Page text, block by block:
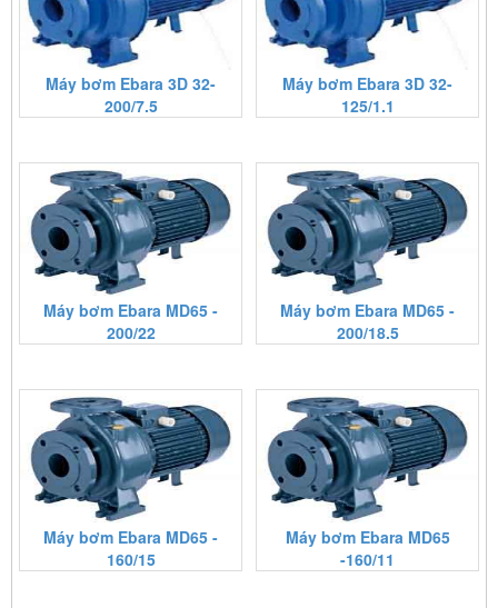
Máy bơm Ebara 3D 32-
200/7.5
Máy bơm Ebara 3D 32-
125/1.1
Máy bơm Ebara MD65 -
200/22
Máy bơm Ebara MD65 -
200/18.5
Máy bơm Ebara MD65 -
160/15
Máy bơm Ebara MD65
-160/11